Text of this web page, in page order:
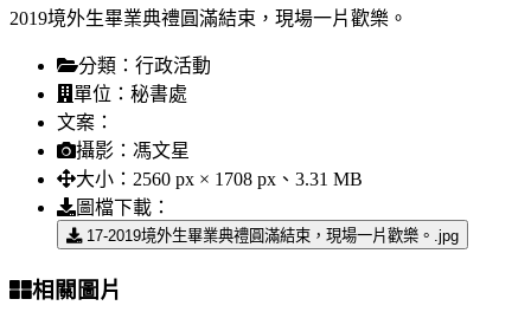
2019境外生畢業典禮圓滿結束，現場一片歡樂。
分類： 行政活動
單位： 秘書處
文案：
攝影： 馮文星
大小： 2560 px × 1708 px、3.31 MB
圖檔下載：
17-2019境外生畢業典禮圓滿結束，現場一片歡樂。.jpg
相關圖片